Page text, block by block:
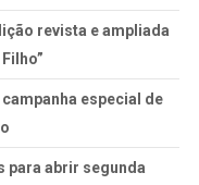
revista e ampliada
especial de
para abrir segunda